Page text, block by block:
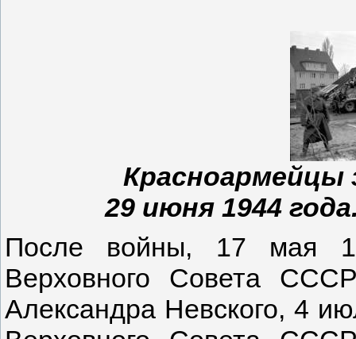
29 июня 1944
После войны, 17 мая
Верховного Совета
Александра Невского, 4